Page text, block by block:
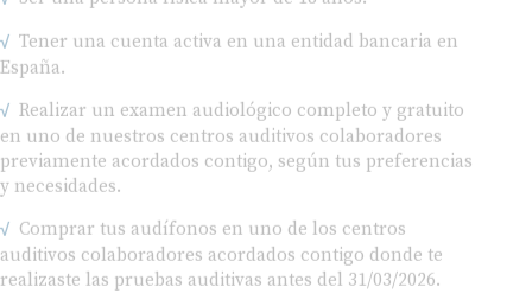
España.
en uno de nuestros centros auditivos colaboradores
previamente acordados contigo, según tus preferencias
y necesidades.
auditivos colaboradores acordados contigo donde te
realizaste las pruebas auditivas antes del 31/03/2026.